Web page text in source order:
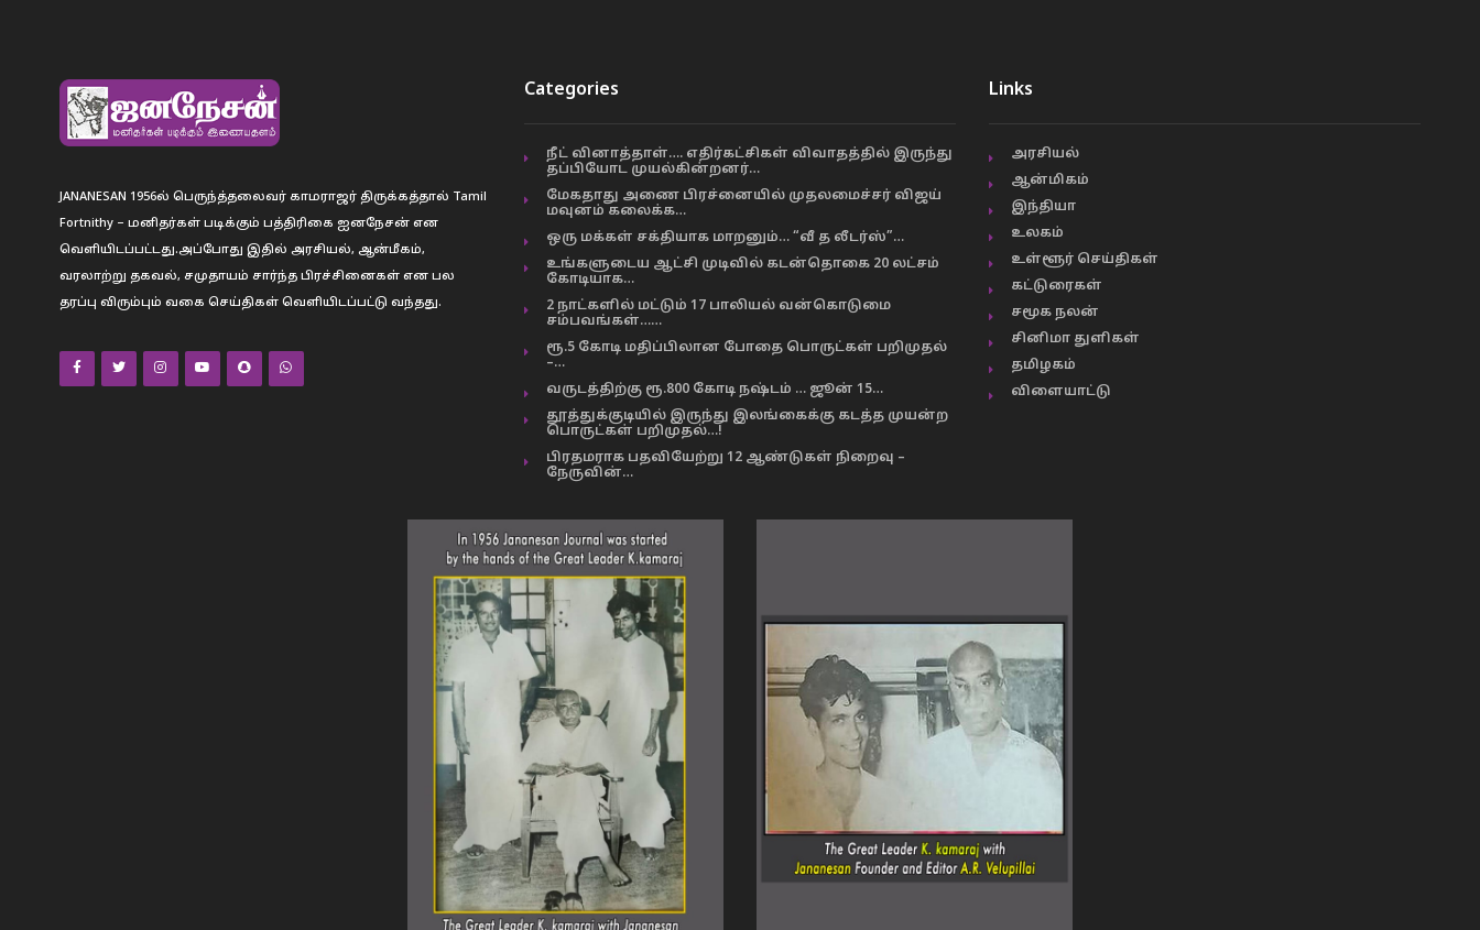
JANANESAN 1956ல் பெருந்த்தலைவர் காமராஜர் திருக்கத்தால் Tamil
Fortnithy – மனிதர்கள் படிக்கும் பத்திரிகை ஐனநேசன் என
வெளியிடப்பட்டது.அப்போது இதில் அரசியல், ஆன்மீகம்,
வரலாற்று தகவல், சமுதாயம் சார்ந்த பிரச்சினைகள் என பல
தரப்பு விரும்பும் வகை செய்திகள் வெளியிடப்பட்டு வந்தது.
Categories
நீட் வினாத்தாள்…. எதிர்கட்சிகள் விவாதத்தில் இருந்து
தப்பியோட முயல்கின்றனர்…
மேகதாது அணை பிரச்னையில் முதலமைச்சர் விஜய்
மவுனம் கலைக்க…
ஒரு மக்கள் சக்தியாக மாறனும்… “வீ த லீடர்ஸ்”…
உங்களுடைய ஆட்சி முடிவில் கடன்தொகை 20 லட்சம்
கோடியாக…
2 நாட்களில் மட்டும் 17 பாலியல் வன்கொடுமை
சம்பவங்கள்……
ரூ.5 கோடி மதிப்பிலான போதை பொருட்கள் பறிமுதல்
–…
வருடத்திற்கு ரூ.800 கோடி நஷ்டம் … ஜூன் 15…
தூத்துக்குடியில் இருந்து இலங்கைக்கு கடத்த முயன்ற
பொருட்கள் பறிமுதல்…!
பிரதமராக பதவியேற்று 12 ஆண்டுகள் நிறைவு –
நேருவின்…
Links
அரசியல்
ஆன்மிகம்
இந்தியா
உலகம்
உள்ளூர் செய்திகள்
கட்டுரைகள்
சமூக நலன்
சினிமா துளிகள்
தமிழகம்
விளையாட்டு